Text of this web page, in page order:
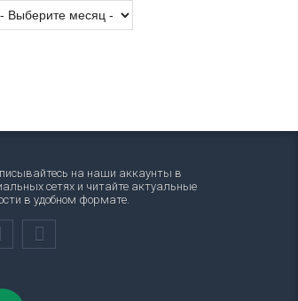
на наши аккаунты в
сетях и читайте актуальные
в удобном формате.